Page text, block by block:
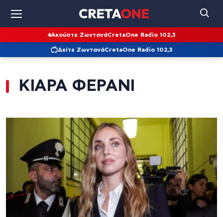
Ακούστε ΖωντανάCretaOne Radio 102,3
Δείτε ΖωντανάCretaOne Radio 102,3
ΚΙΑΡΑ ΦΕΡΑΝΙ